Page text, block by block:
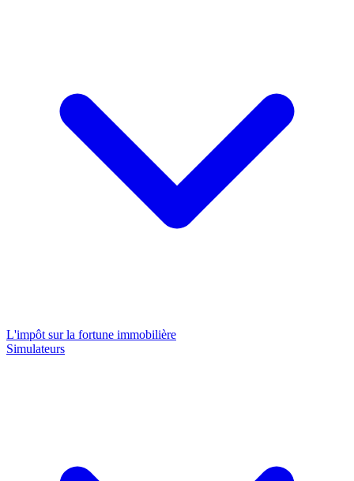
L'impôt sur la fortune immobilière
Simulateurs